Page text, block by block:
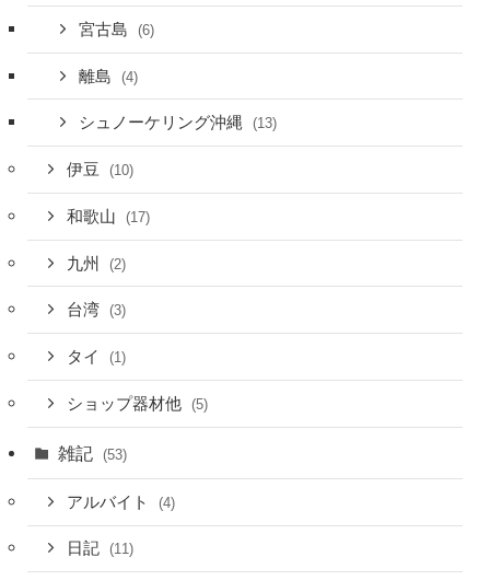
宮古島 (6)
離島 (4)
シュノーケリング沖縄 (13)
伊豆 (10)
和歌山 (17)
九州 (2)
台湾 (3)
タイ (1)
ショップ器材他 (5)
雑記 (53)
アルバイト (4)
日記 (11)